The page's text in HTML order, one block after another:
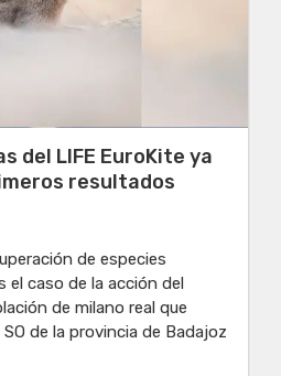
del LIFE EuroKite ya
resultados
de especies
el caso de la acción del
de milano real que
de la provincia de Badajoz